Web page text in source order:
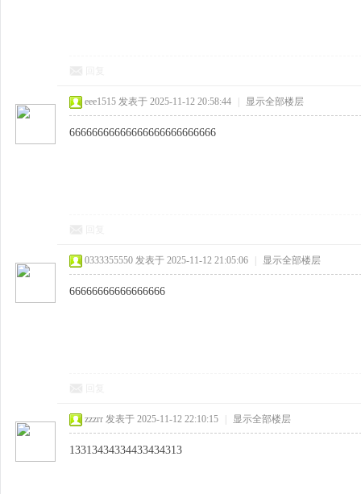
eee1515 发表于 2025-11-12 20:58:44 显示全部楼层
66666666666666666666666666
0333355550 发表于 2025-11-12 21:05:06 显示全部楼层
66666666666666666
zzzrr 发表于 2025-11-12 22:10:15 显示全部楼层
13313434334433434313